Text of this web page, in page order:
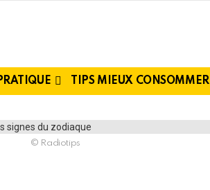
TIPS MIEUX CONSOMMER
© Radiotips